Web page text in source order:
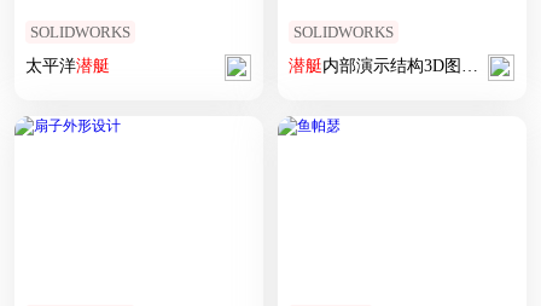
SOLIDWORKS
太平洋潜艇
SOLIDWORKS
潜艇内部演示结构3D图纸 Solidworks